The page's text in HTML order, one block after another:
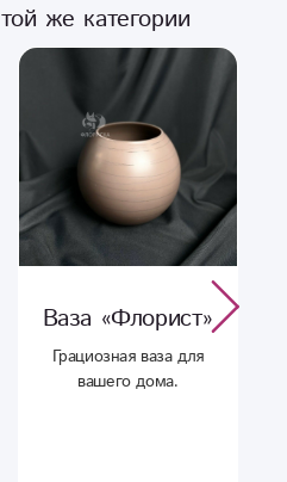
же категории
Ваза «Флорист»
Грациозная ваза для
вашего дома.